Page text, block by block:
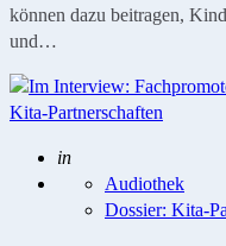
können dazu beitragen,
und…
Geschrieben
in
Audiothek
Dossier: Kita-